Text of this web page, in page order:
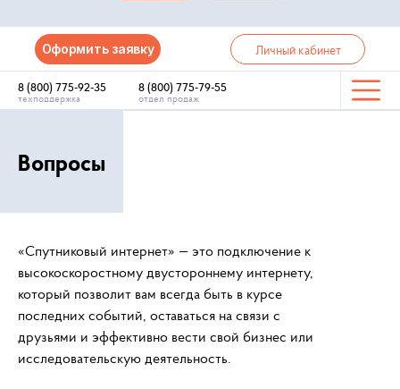
Оформить заявку Личный кабинет
8 (800) 775-92-35
техподдержка
8 (800) 775-79-55
отдел продаж
Вопросы
«Спутниковый интернет» — это подключение к
высокоскоростному двустороннему интернету,
который позволит вам всегда быть в курсе
последних событий, оставаться на связи с
друзьями и эффективно вести свой бизнес или
исследовательскую деятельность.